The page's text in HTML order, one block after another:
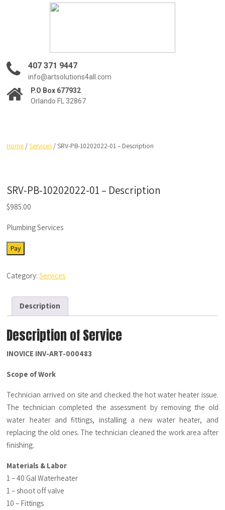
407 371 9447
info@artsolutions4all.com
P.O Box 677932
Orlando FL 32867
Home /Services / SRV-PB-10202022-01 – Description
SRV-PB-10202022-01 – Description
$985.00
Plumbing Services
SRV-
PB-
01
Description
Pay
Category:Services
Description
Description of Service
INOVICE INV-ART-000483
Scope of Work
Technician arrived on site and checked the hot water heater issue.
The technician completed the assessment by removing the old
water heater and fittings, installing a new water heater, and
replacing the old ones. The technician cleaned the work area after
finishing.
Materials & Labor
1 – 40 Gal Waterheater
1 – shoot off valve
10 – Fittings